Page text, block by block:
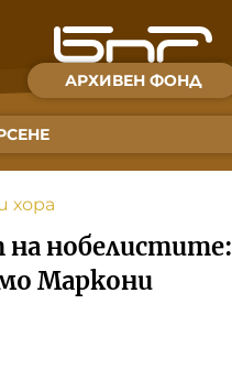
АРХИВЕН ФОНД
и хора
хора
на нобелистите:
Маркони